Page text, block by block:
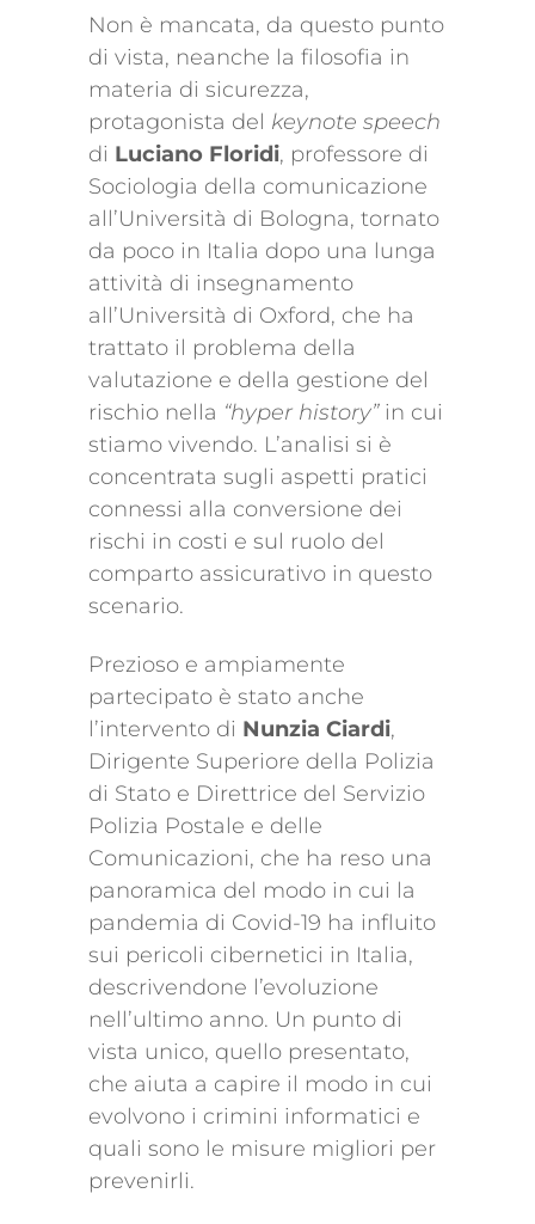
Non è mancata, da questo punto
di vista, neanche la filosofia in
materia di sicurezza,
protagonista del keynote speech
di Luciano Floridi, professore di
Sociologia della comunicazione
all’Università di Bologna, tornato
da poco in Italia dopo una lunga
attività di insegnamento
all’Università di Oxford, che ha
trattato il problema della
valutazione e della gestione del
rischio nella “hyper history”in cui
stiamo vivendo. L’analisi si è
concentrata sugli aspetti pratici
connessi alla conversione dei
rischi in costi e sul ruolo del
comparto assicurativo in questo
scenario.
Prezioso e ampiamente
partecipato è stato anche
l’intervento di Nunzia Ciardi,
Dirigente Superiore della Polizia
di Stato e Direttrice del Servizio
Polizia Postale e delle
Comunicazioni, che ha reso una
panoramica del modo in cui la
pandemia di Covid-19 ha influito
sui pericoli cibernetici in Italia,
descrivendone l’evoluzione
nell’ultimo anno. Un punto di
vista unico, quello presentato,
che aiuta a capire il modo in cui
evolvono i crimini informatici e
quali sono le misure migliori per
prevenirli.